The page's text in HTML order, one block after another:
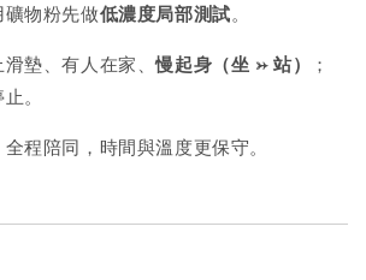
礦物粉先做低濃度局部測試。
滑墊、有人在家、慢起身（坐 → 站）
；
。
全程陪同，時間與溫度更保守。